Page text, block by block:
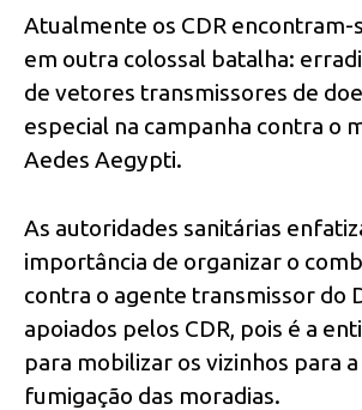
Atualmente os CDR encontram-
em outra colossal batalha:
de vetores transmissores de
especial na campanha contra o
Aedes Aegypti.
As autoridades sanitárias
importância de organizar o
contra o agente transmissor do
apoiados pelos CDR, pois é a
para mobilizar os vizinhos para
fumigação das moradias.